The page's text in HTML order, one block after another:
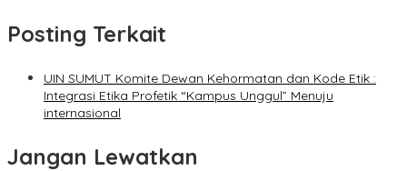
Posting Terkait
UIN SUMUT Komite Dewan Kehormatan dan Kode Etik :
Integrasi Etika Profetik “Kampus Unggul” Menuju
internasional
Jangan Lewatkan